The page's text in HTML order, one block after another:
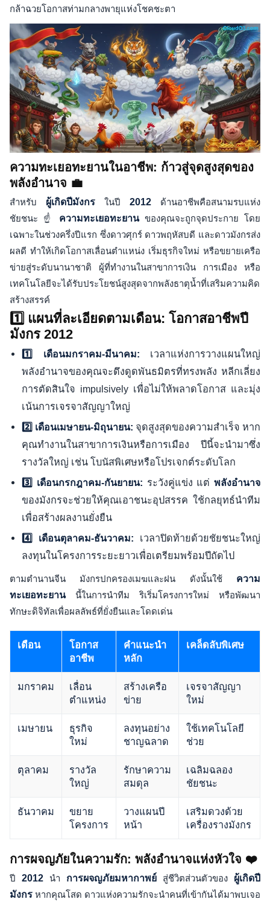
กล้าฉวยโอกาสท่ามกลางพายุแห่งโชคชะตา
ความทะเยอทะยานในอาชีพ: ก้าวสู่จุดสูงสุดของ
พลังอำนาจ 💼
สำหรับ ผู้เกิดปีมังกร ในปี 2012 ด้านอาชีพคือสนามรบแห่ง
ชัยชนะ ☝️ ความทะเยอทะยานของคุณจะถูกจุดประกาย โดย
เฉพาะในช่วงครึ่งปีแรก ซึ่งดาวศุกร์ ดาวพฤหัสบดี และดาวมังกรส่ง
ผลดี ทำให้เกิดโอกาสเลื่อนตำแหน่ง เริ่มธุรกิจใหม่ หรือขยายเครือ
ข่ายสู่ระดับนานาชาติ ผู้ที่ทำงานในสาขาการเงิน การเมือง หรือ
เทคโนโลยีจะได้รับประโยชน์สูงสุดจากพลังธาตุน้ำที่เสริมความคิด
สร้างสรรค์
1️⃣ แผนที่ละเอียดตามเดือน: โอกาสอาชีพปี
มังกร 2012
1️⃣ เดือนมกราคม-มีนาคม: เวลาแห่งการวางแผนใหญ่
พลังอำนาจของคุณจะดึงดูดพันธมิตรที่ทรงพลัง หลีกเลี่ยง
การตัดสินใจ impulsively เพื่อไม่ให้พลาดโอกาส และมุ่ง
เน้นการเจรจาสัญญาใหญ่
2️⃣ เดือนเมษายน-มิถุนายน: จุดสูงสุดของความสำเร็จ หาก
คุณทำงานในสาขาการเงินหรือการเมือง ปีนี้จะนำมาซึ่ง
รางวัลใหญ่ เช่น โบนัสพิเศษหรือโปรเจกต์ระดับโลก
3️⃣ เดือนกรกฎาคม-กันยายน: ระวังคู่แข่ง แต่ พลังอำนาจ
ของมังกรจะช่วยให้คุณเอาชนะอุปสรรค ใช้กลยุทธ์นำทีม
เพื่อสร้างผลงานยั่งยืน
4️⃣ เดือนตุลาคม-ธันวาคม: เวลาปิดท้ายด้วยชัยชนะใหญ่
ลงทุนในโครงการระยะยาวเพื่อเตรียมพร้อมปีถัดไป
ตามตำนานจีน มังกรปกครองเมฆและฝน ดังนั้นใช้ ความ
ทะเยอทะยานนี้ในการนำทีม ริเริ่มโครงการใหม่ หรือพัฒนา
ทักษะดิจิทัลเพื่อผลลัพธ์ที่ยั่งยืนและโดดเด่น
เดือน
โอกาส
อาชีพ
คำแนะนำ
หลัก
เคล็ดลับพิเศษ
มกราคม
เลื่อน
ตำแหน่ง
สร้างเครือ
ข่าย
เจรจาสัญญา
ใหม่
เมษายน
ธุรกิจ
ใหม่
ลงทุนอย่าง
ชาญฉลาด
ใช้เทคโนโลยี
ช่วย
ตุลาคม
รางวัล
ใหญ่
รักษาความ
สมดุล
เฉลิมฉลอง
ชัยชนะ
ธันวาคม
ขยาย
โครงการ
วางแผนปี
หน้า
เสริมดวงด้วย
เครื่องรางมังกร
การผจญภัยในความรัก: พลังอำนาจแห่งหัวใจ ❤️
ปี 2012 นำ การผจญภัยมหากาพย์ สู่ชีวิตส่วนตัวของ ผู้เกิดปี
มังกร หากคุณโสด ดาวแห่งความรักจะนำคนที่เข้ากันได้มาพบเจอ